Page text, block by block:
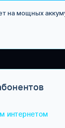
на мощных
интернетом